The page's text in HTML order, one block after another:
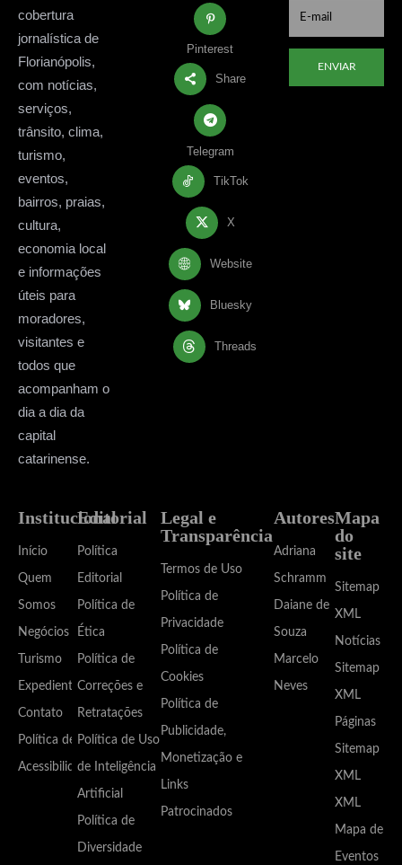
cobertura
jornalística de
Florianópolis,
com notícias,
serviços,
trânsito, clima,
turismo,
eventos,
bairros, praias,
cultura,
economia local
e informações
úteis para
moradores,
visitantes e
todos que
acompanham o
dia a dia da
capital
catarinense.
Pinterest
Share
Telegram
TikTok
X
Website
Bluesky
Threads
ENVIAR
Institucional
Início
Quem
Somos
Negócios
Turismo
Expediente
Contato
Política de
Acessibilidade
Editorial
Política
Editorial
Política de
Ética
Política de
Correções e
Retratações
Política de Uso
de Inteligência
Artificial
Política de
Diversidade
Legal e
Transparência
Termos de Uso
Política de
Privacidade
Política de
Cookies
Política de
Publicidade,
Monetização e
Links
Patrocinados
Autores
Adriana
Schramm
Daiane de
Souza
Marcelo
Neves
Mapa
do
site
Sitemap
XML
Notícias
Sitemap
XML
Páginas
Sitemap
XML
XML
Mapa de
Eventos